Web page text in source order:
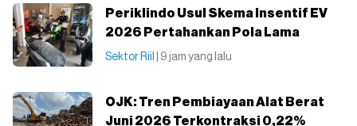
Periklindo Usul Skema Insentif EV
2026 Pertahankan Pola Lama
Sektor Riil | 9 jam yang lalu
OJK: Tren Pembiayaan Alat Berat
Juni 2026 Terkontraksi 0,22%